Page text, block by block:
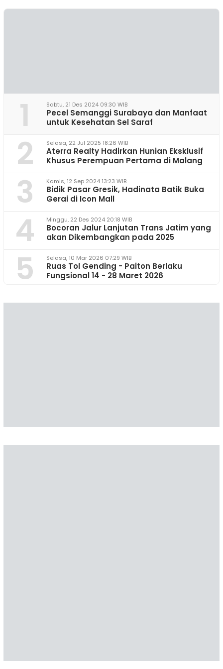
1 Sabtu, 21 Des 2024 09:30 WIB
Pecel Semanggi Surabaya dan Manfaat
untuk Kesehatan Sel Saraf
2 Selasa, 22 Jul 2025 18:26 WIB
Aterra Realty Hadirkan Hunian Eksklusif
Khusus Perempuan Pertama di Malang
3 Kamis, 12 Sep 2024 13:23 WIB
Bidik Pasar Gresik, Hadinata Batik Buka
Gerai di Icon Mall
4 Minggu, 22 Des 2024 20:18 WIB
Bocoran Jalur Lanjutan Trans Jatim yang
akan Dikembangkan pada 2025
5 Selasa, 10 Mar 2026 07:29 WIB
Ruas Tol Gending - Paiton Berlaku
Fungsional 14 - 28 Maret 2026